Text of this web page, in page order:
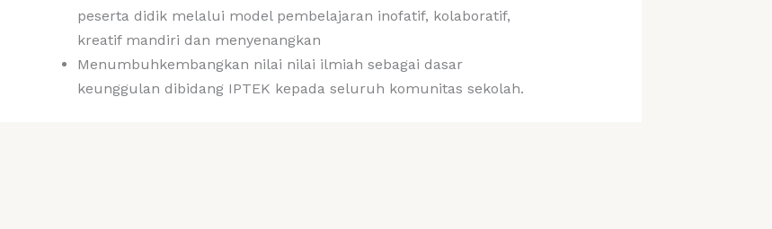
peserta didik melalui model pembelajaran inofatif, kolaboratif,
kreatif mandiri dan menyenangkan
Menumbuhkembangkan nilai nilai ilmiah sebagai dasar
keunggulan dibidang IPTEK kepada seluruh komunitas sekolah.